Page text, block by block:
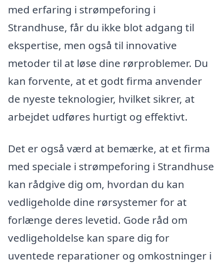
med erfaring i strømpeforing i
Strandhuse, får du ikke blot adgang til
ekspertise, men også til innovative
metoder til at løse dine rørproblemer. Du
kan forvente, at et godt firma anvender
de nyeste teknologier, hvilket sikrer, at
arbejdet udføres hurtigt og effektivt.
Det er også værd at bemærke, at et firma
med speciale i strømpeforing i Strandhuse
kan rådgive dig om, hvordan du kan
vedligeholde dine rørsystemer for at
forlænge deres levetid. Gode råd om
vedligeholdelse kan spare dig for
uventede reparationer og omkostninger i